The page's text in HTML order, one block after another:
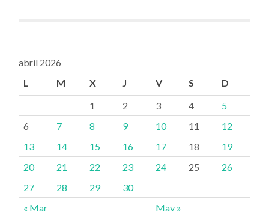
abril 2026
L
M X J V S D
« Mar May »
1 2 3 4
5
6
7 8 9 10 11
12
13
14 15 16 17 18
19
20
21 22 23 24 25
26
27
28 29 30